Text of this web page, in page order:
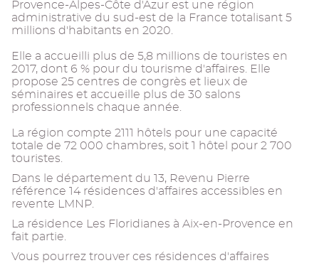
Provence-Alpes-Côte d'Azur est une région
administrative du sud-est de la France totalisant 5
millions d'habitants en 2020.
Elle a accueilli plus de 5,8 millions de touristes en
2017, dont 6 % pour du tourisme d'affaires. Elle
propose 25 centres de congrès et lieux de
séminaires et accueille plus de 30 salons
professionnels chaque année.
La région compte 2111 hôtels pour une capacité
totale de 72 000 chambres, soit 1 hôtel pour 2 700
touristes.
Dans le département du 13, Revenu Pierre
référence 14 résidences d'affaires accessibles en
revente LMNP.
La résidence Les Floridianes à Aix-en-Provence en
fait partie.
Vous pourrez trouver ces résidences d'affaires